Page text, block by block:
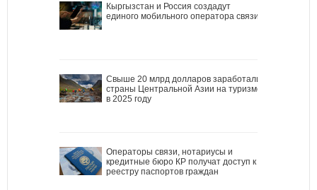
Кыргызстан и Россия создадут
единого мобильного оператора связи
Свыше 20 млрд долларов заработали
страны Центральной Азии на туризме
в 2025 году
Операторы связи, нотариусы и
кредитные бюро КР получат доступ к
реестру паспортов граждан